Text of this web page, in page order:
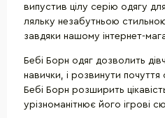
випустив цілу серію одягу
ляльку незабутньою
завдяки нашому інтернет-
Бебі Борн одяг дозволить
навички, і розвинути
Бебі Борн розширить
урізноманітнює його ігрові